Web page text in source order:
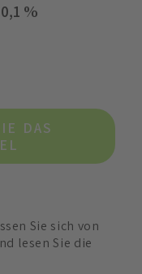
%
DAS
Sie sich von
lesen Sie die